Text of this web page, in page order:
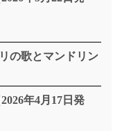
の歌とマンドリン
年4月17日発